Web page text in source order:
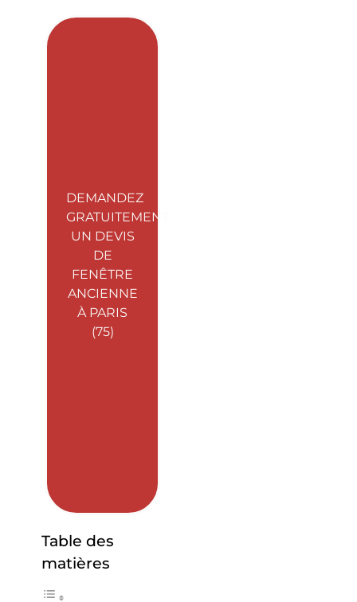
DEMANDEZ
GRATUITEMENT
UN DEVIS
DE
FENÊTRE
ANCIENNE
À PARIS
(75)
Table des
matières